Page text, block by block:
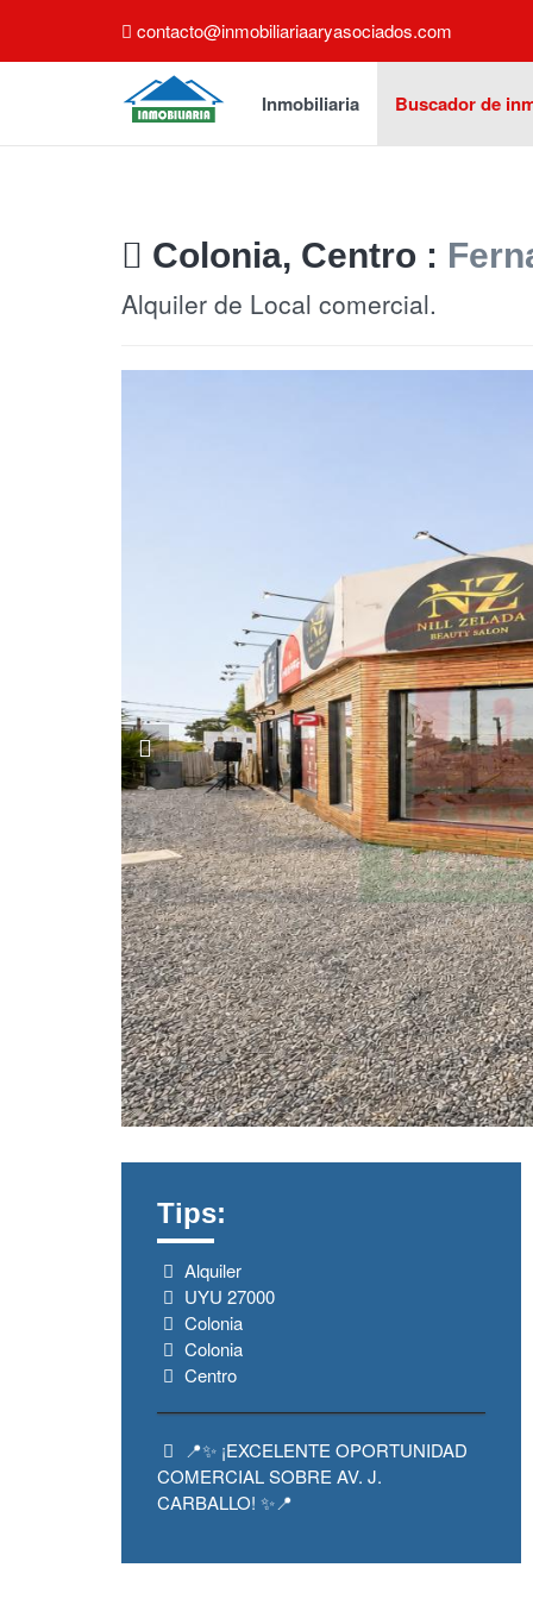
contacto@inmobiliariaaryasociados.com
Inmobiliaria Buscador de
Colonia, Centro :
Alquiler de Local comercial.
Tips:
Alquiler
UYU 27000
Colonia
Colonia
Centro
📍✨ ¡EXCELENTE OPORTUNIDAD
COMERCIAL SOBRE AV. J.
CARBALLO! ✨📍